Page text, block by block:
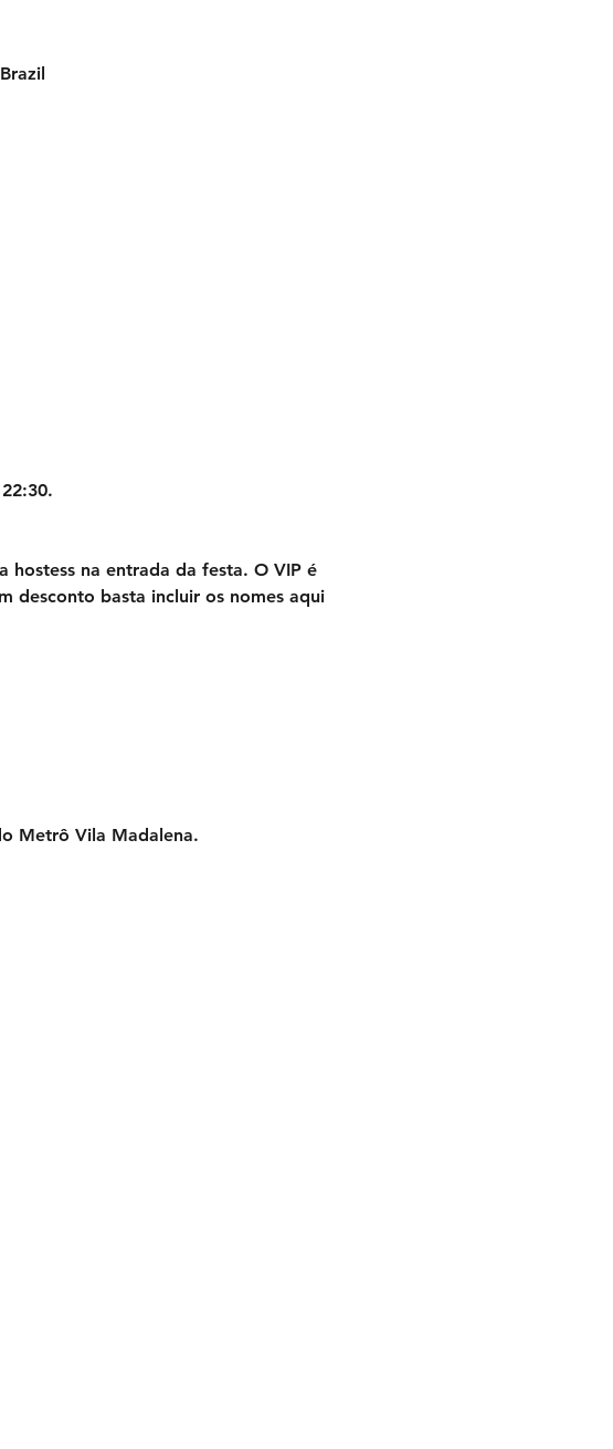
hostess na entrada da festa. O VIP é
desconto basta incluir os nomes aqui
Metrô Vila Madalena.